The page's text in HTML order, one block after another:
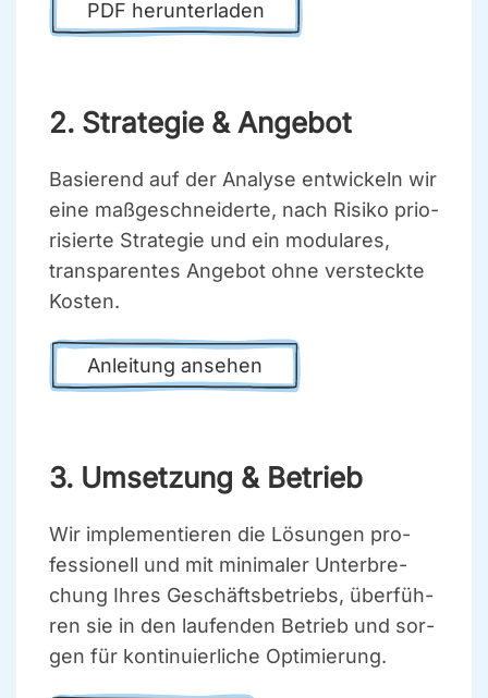
PDF her­un­ter­la­den
2. Stra­te­gie & Ange­bot
Basie­rend auf der Ana­ly­se ent­wi­ckeln wir
eine maß­ge­schnei­der­te, nach Risi­ko prio­
ri­sier­te Stra­te­gie und ein modu­la­res,
trans­pa­ren­tes Ange­bot ohne ver­steck­te
Kos­ten.
Anlei­tung anse­hen
3. Umset­zung & Betrieb
Wir imple­men­tie­ren die Lösun­gen pro­
fes­sio­nell und mit mini­ma­ler Unter­bre­
chung Ihres Geschäfts­be­triebs, über­füh­
ren sie in den lau­fen­den Betrieb und sor­
gen für kon­ti­nu­ier­li­che Opti­mie­rung.